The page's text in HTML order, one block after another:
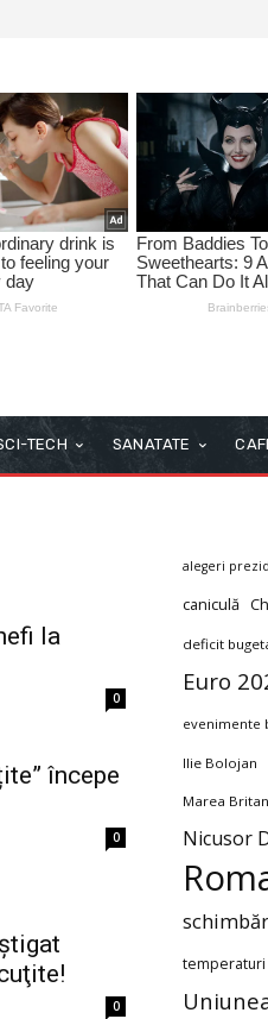
TECH SANATATE
la
0
începe
0
0
alegeri
caniculă
deficit
Euro
evenimente
Ilie Bolojan
Marea
Nicusor